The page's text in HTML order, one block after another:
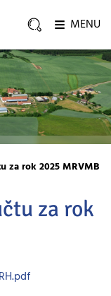
MENU
za rok 2025 MRVMB
za rok